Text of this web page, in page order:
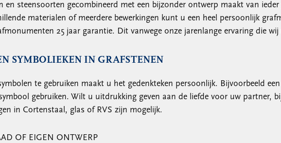
en steensoorten gecombineerd met een bijzonder ontwerp maakt van
materialen of meerdere bewerkingen kunt u een heel persoonlijk
25 jaar garantie. Dit vanwege onze jarenlange ervaring die
SYMBOLIEKEN IN GRAFSTENEN
te gebruiken maakt u het gedenkteken persoonlijk. Bijvoorbeeld
gebruiken. Wilt u uitdrukking geven aan de liefde voor uw partner,
in Cortenstaal, glas of RVS zijn mogelijk.
OF EIGEN ONTWERP